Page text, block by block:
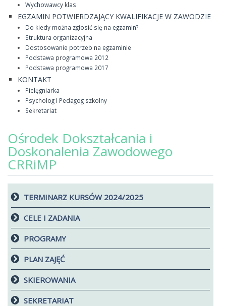
Wychowawcy klas
EGZAMIN POTWIERDZAJĄCY KWALIFIKACJE W ZAWODZIE
Do kiedy można zgłosić się na egzamin?
Struktura organizacyjna
Dostosowanie potrzeb na egzaminie
Podstawa programowa 2012
Podstawa programowa 2017
KONTAKT
Pielęgniarka
Psycholog I Pedagog szkolny
Sekretariat
Ośrodek Dokształcania i
Doskonalenia Zawodowego
CRRiMP
TERMINARZ KURSÓW 2024/2025
CELE I ZADANIA
PROGRAMY
PLAN ZAJĘĆ
SKIEROWANIA
SEKRETARIAT